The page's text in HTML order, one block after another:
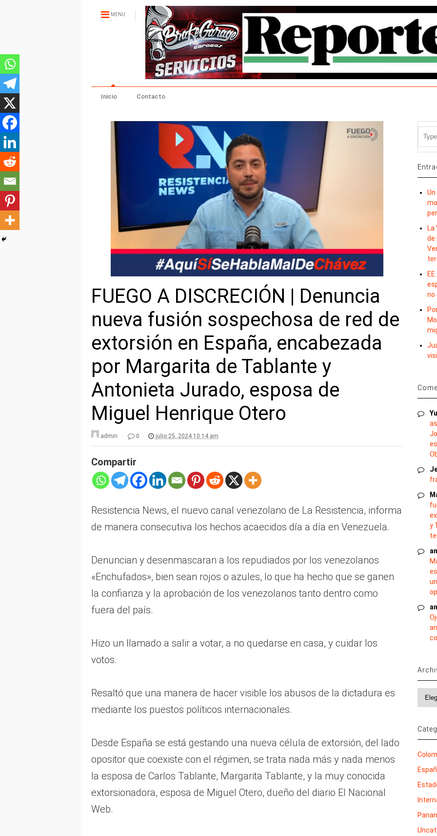
MENU
Inicio Contacto
FUEGO A DISCRECIÓN | Denuncia
nueva fusión sospechosa de red de
extorsión en España, encabezada
por Margarita de Tablante y
Antonieta Jurado, esposa de
Miguel Henrique Otero
admin 0 julio 25, 2024 10:14 am
Compartir
Resistencia News, el nuevo canal venezolano de La Resistencia, informa
de manera consecutiva los hechos acaecidos día a día en Venezuela.
Denuncian y desenmascaran a los repudiados por los venezolanos
«Enchufados», bien sean rojos o azules, lo que ha hecho que se ganen
la confianza y la aprobación de los venezolanos tanto dentro como
fuera del país.
Hizo un llamado a salir a votar, a no quedarse en casa, y cuidar los
votos.
Resaltó que una manera de hacer visible los abusos de la dictadura es
mediante los puestos políticos internacionales.
Desde España se está gestando una nueva célula de extorsión, del lado
opositor que coexiste con el régimen, se trata nada más y nada menos
la esposa de Carlos Tablante, Margarita Tablante, y la muy conocida
extorsionadora, esposa de Miguel Otero, dueño del diario El Nacional
Web.
La
de
no
y